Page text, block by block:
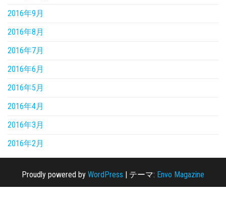
2016年9月
2016年8月
2016年7月
2016年6月
2016年5月
2016年4月
2016年3月
2016年2月
Proudly powered by WordPress | テーマ: Envo Magazine